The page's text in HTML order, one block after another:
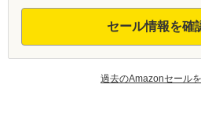
セール情報を確
過去のAmazonセール